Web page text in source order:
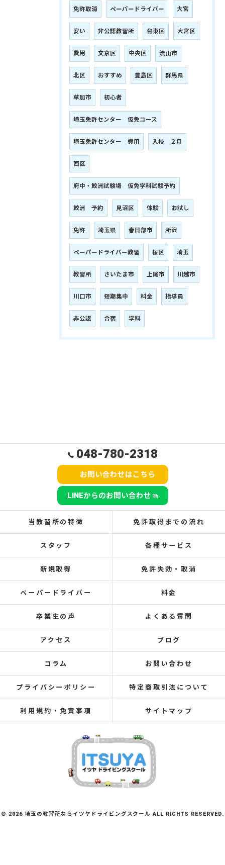
免許取消 ペーパードライバー 大宮
安い 非公認教習所 台東区 大宮区
費用 文京区 中央区 流山市
北区 おすすめ 豊島区 群馬県
草加市 初心者
埼玉免許センター 仮免コース
埼玉免許センター 費用 入校 ２月
西区
府中・鮫洲試験場 仮免学科試験予約
鮫洲 予約 見沼区 体験 お試し
免許 埼玉県 春日部市 所沢
ペーパードライバー教習 桜区 埼玉
教習所 さいたま市 上尾市 川越市
川口市 短期集中 料金 指導員
非公認 合宿 学科
048-780-2318
お問い合わせはこちら
LINEからのお問い合わせ
当教習所の特徴 免許取得までの流れ
スタッフ 各種サービス
新規取得 免許失効・取消
ペーパードライバー 料金
卒業生の声 よくある質問
アクセス ブログ
コラム お問い合わせ
プライバシーポリシー 特定商取引法について
利用規約・免責事項 サイトマップ
© 2026 埼玉の教習所ならイツヤドライビングスクール ALL RIGHTS RESERVED.